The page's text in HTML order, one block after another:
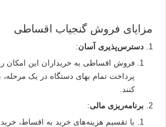
مزایای فروش گنجیاب اقساطی
دسترس‌پذیری آسان:
فروش اقساطی به خریداران این امکان
پرداخت تمام بهای دستگاه در یک
کنند.
برنامه‌ریزی مالی:
با تقسیم هزینه‌های خرید به اقساط،